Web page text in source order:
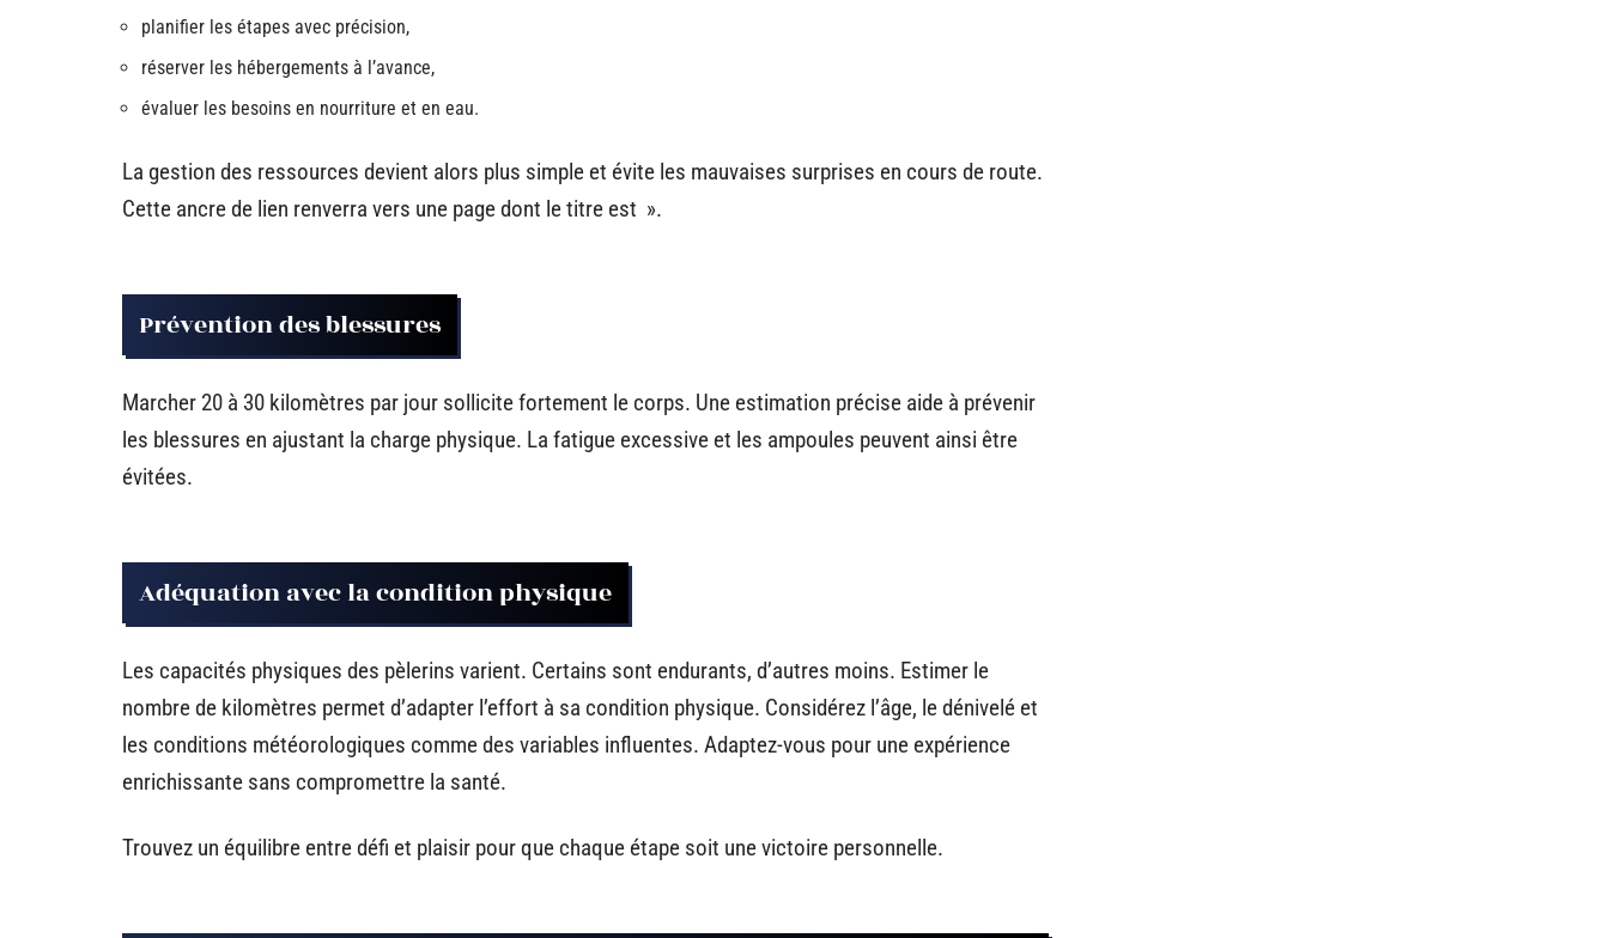
planifier les étapes avec précision,
réserver les hébergements à l’avance,
évaluer les besoins en nourriture et en eau.
La gestion des ressources devient alors plus simple et évite les mauvaises surprises en cours de route.
Cette ancre de lien renverra vers une page dont le titre est ».
Prévention des blessures
Marcher 20 à 30 kilomètres par jour sollicite fortement le corps. Une estimation précise aide à prévenir
les blessures en ajustant la charge physique. La fatigue excessive et les ampoules peuvent ainsi être
évitées.
Adéquation avec la condition physique
Les capacités physiques des pèlerins varient. Certains sont endurants, d’autres moins. Estimer le
nombre de kilomètres permet d’adapter l’effort à sa condition physique. Considérez l’âge, le dénivelé et
les conditions météorologiques comme des variables influentes. Adaptez-vous pour une expérience
enrichissante sans compromettre la santé.
Trouvez un équilibre entre défi et plaisir pour que chaque étape soit une victoire personnelle.